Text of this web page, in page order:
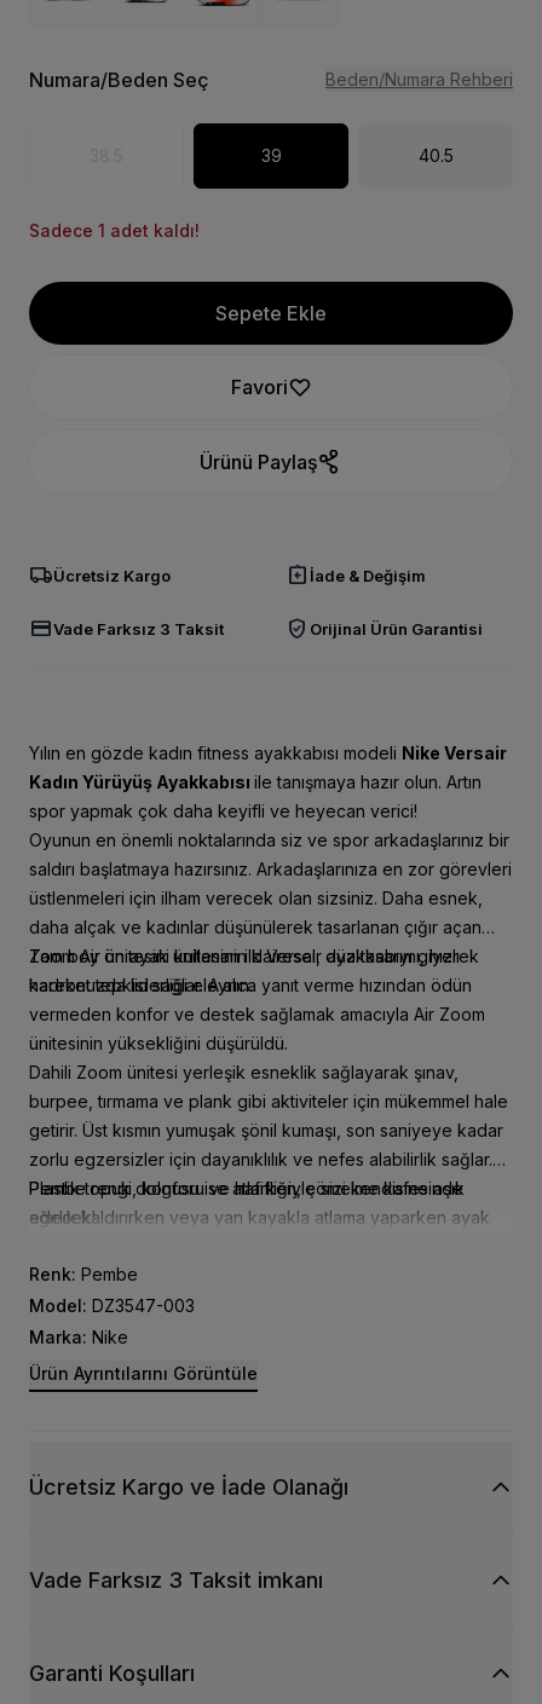
Numara/Beden Seç Beden/Numara Rehberi
39 40.5
Sadece 1 adet kaldı!
Sepete Ekle
Favori
Ürünü Paylaş
local_shippingÜcretsiz Kargo assignment_return İade & Değişim
credit_cardVade Farksız 3 Taksit verified_user Orijinal Ürün Garantisi
Yılın en gözde kadın fitness ayakkabısı modeli Nike Versair
Kadın Yürüyüş Ayakkabısı ile tanışmaya hazır olun. Artın
spor yapmak çok daha keyifli ve heyecan verici!
Oyunun en önemli noktalarında siz ve spor arkadaşlarınız bir
saldırı başlatmaya hazırsınız. Arkadaşlarınıza en zor görevleri
üstlenmeleri için ilham verecek olan sizsiniz. Daha esnek,
daha alçak ve kadınlar düşünülerek tasarlanan çığır açan
Zoom Air ünitesini kullanan ilk Versair ayakkabıyı giyerek
kadronuzda liderliği ele alın.
Tam boy ön ayak ünitesinin dairesel, düz tasarımı, hızlı
hareket tepkisi sağlar. Ayrıca yanıt verme hızından ödün
vermeden konfor ve destek sağlamak amacıyla Air Zoom
ünitesinin yüksekliğini düşürüldü.
Dahili Zoom ünitesi yerleşik esneklik sağlayarak şınav,
burpee, tırmama ve plank gibi aktiviteler için mükemmel hale
getirir. Üst kısmın yumuşak şönil kumaşı, son saniyeye kadar
zorlu egzersizler için dayanıklılık ve nefes alabilirlik sağlar.
Plastik topuk dolgusu ise atlarken, çömelme kafesinde
ağırlık kaldırırken veya yan kayakla atlama yaparken ayak
Pembe rengi, konforu ve hafifliğiyle sizi kendisine aşık
edecek!
Renk: Pembe
Model: DZ3547-003
Marka: Nike
Ürün Ayrıntılarını Görüntüle
Ücretsiz Kargo ve İade Olanağı
Vade Farksız 3 Taksit imkanı
Garanti Koşulları